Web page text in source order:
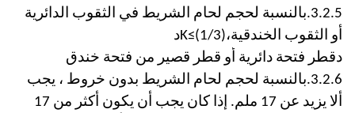
3.2.5. بالنسبة لحجم لحام الشريط في الثقوب الدائرية
أو الثقوب الخندقية،
K≤(1/3)
د
دقطر فتحة دائرية أو قطر قصير من فتحة خندق
3.2.6. بالنسبة لحجم لحام الشريط بدون خروط ، يجب
ألا يزيد عن 17 ملم. إذا كان يجب أن يكون أكثر من 17